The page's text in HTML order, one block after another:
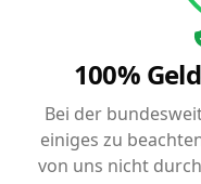
100%
Bei der
einiges zu
von uns nicht